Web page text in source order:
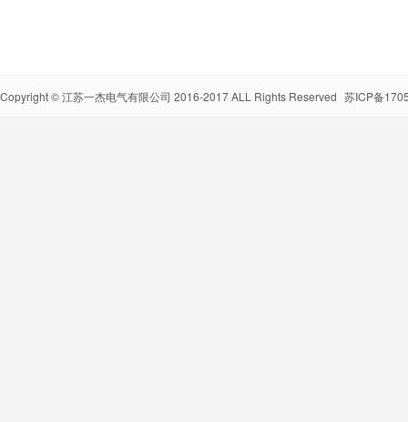
Copyright ©江苏一杰电气有限公司 2016-2017 ALL Rights Reserved 苏ICP备